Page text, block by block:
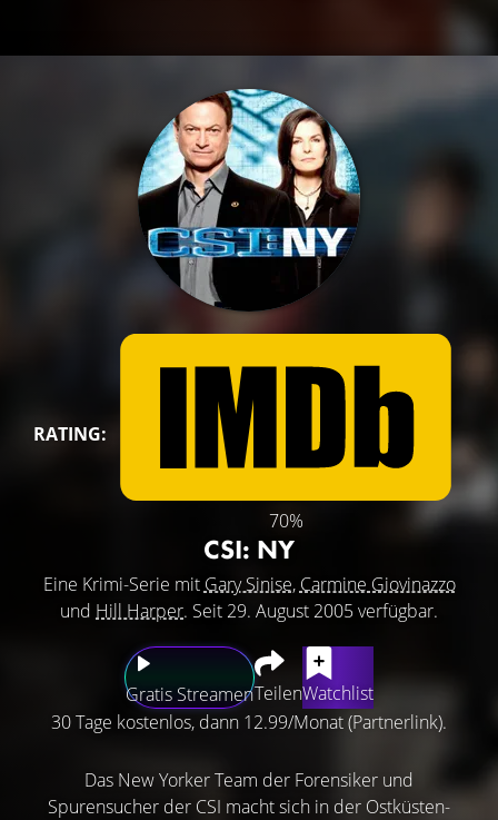
RATING:
70%
CSI: NY
Eine Krimi-Serie mit Gary Sinise, Carmine Giovinazzo
und Hill Harper. Seit 29. August 2005 verfügbar.
Gratis StreamenTeilenWatchlist
30 Tage kostenlos, dann 12.99/Monat (Partnerlink).
Das New Yorker Team der Forensiker und
Spurensucher der CSI macht sich in der Ostküsten-